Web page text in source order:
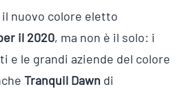
il nuovo colore eletto
il 2020, ma non è il solo: i
e le grandi aziende del colore
Tranquil Dawn di